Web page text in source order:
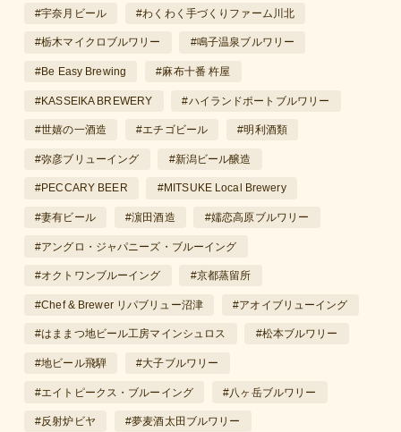
#宇奈月ビール #わくわく手づくりファーム川北
#栃木マイクロブルワリー #鳴子温泉ブルワリー
#Be Easy Brewing #麻布十番 杵屋
#KASSEIKA BREWERY #ハイランドポートブルワリー
#世嬉の一酒造 #エチゴビール #明利酒類
#弥彦ブリューイング #新潟ビール醸造
#PECCARY BEER #MITSUKE Local Brewery
#妻有ビール #濵田酒造 #嬬恋高原ブルワリー
#アングロ・ジャパニーズ・ブルーイング
#オクトワンブルーイング #京都蒸留所
#Chef & Brewer リパブリュー沼津 #アオイブリューイング
#はままつ地ビール工房マインシュロス #松本ブルワリー
#地ビール飛騨 #大子ブルワリー
#エイトピークス・ブルーイング #八ヶ岳ブルワリー
#反射炉ビヤ #夢麦酒太田ブルワリー